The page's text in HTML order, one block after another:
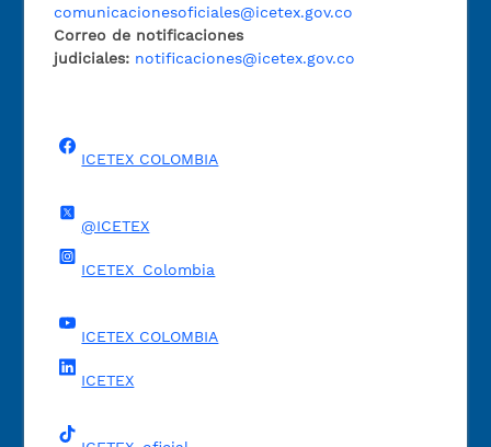
comunicacionesoficiales@icetex.gov.co
Correo de notificaciones
judiciales: notificaciones@icetex.gov.co
ICETEX COLOMBIA
@ICETEX
ICETEX_Colombia
ICETEX COLOMBIA
ICETEX